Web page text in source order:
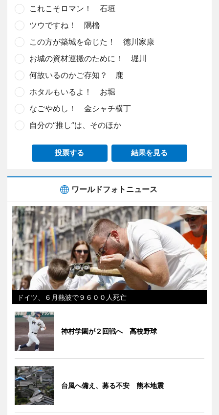
これこそロマン！ 石垣
ツウですね！ 隅櫓
この方が築城を命じた！ 徳川家康
お城の資材運搬のために！ 堀川
何故いるのかご存知？ 鹿
ホタルもいるよ！ お堀
なごやめし！ 金シャチ横丁
自分の“推し”は、そのほか
投票する 結果を見る
ワールドフォトニュース
ドイツ、６月熱波で９６００人死亡
神村学園が２回戦へ 高校野球
台風へ備え、募る不安 熊本地震